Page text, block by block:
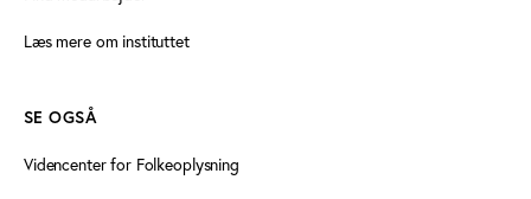
Læs mere om instituttet
SE OGSÅ
Videncenter for Folkeoplysning